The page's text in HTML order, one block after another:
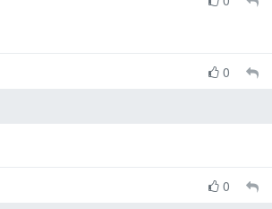
0
0